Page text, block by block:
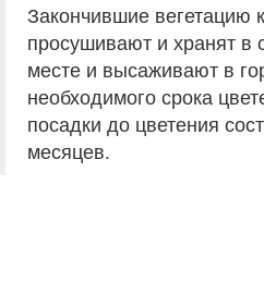
Закончившие вегетацию
просушивают и хранят в
месте и высаживают в
необходимого срока
посадки до цветения
месяцев.